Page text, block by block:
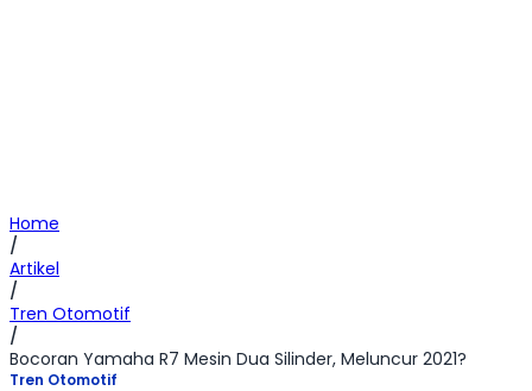
Home
/
Artikel
/
Tren Otomotif
/
Bocoran Yamaha R7 Mesin Dua Silinder, Meluncur 2021?
Tren Otomotif